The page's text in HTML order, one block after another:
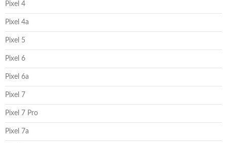
Pixel 4
Pixel 4a
Pixel 5
Pixel 6
Pixel 6a
Pixel 7
Pixel 7 Pro
Pixel 7a